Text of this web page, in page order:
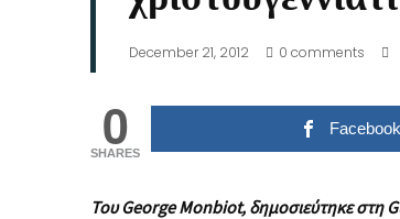
December 21, 2012 0 comments
0
SHARES
Facebook
Του George Monbiot, δημοσιεύτηκε στη